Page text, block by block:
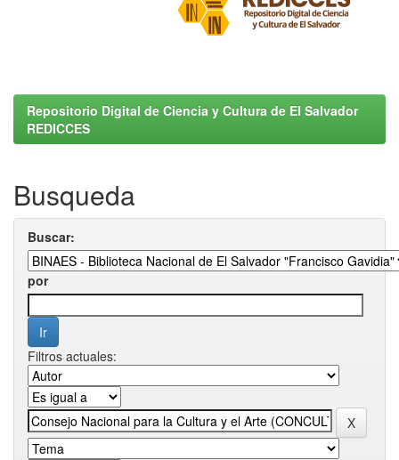
Repositorio Digital de Ciencia y Cultura de El Salvador
REDICCES
Busqueda
Buscar:
por
Filtros actuales: